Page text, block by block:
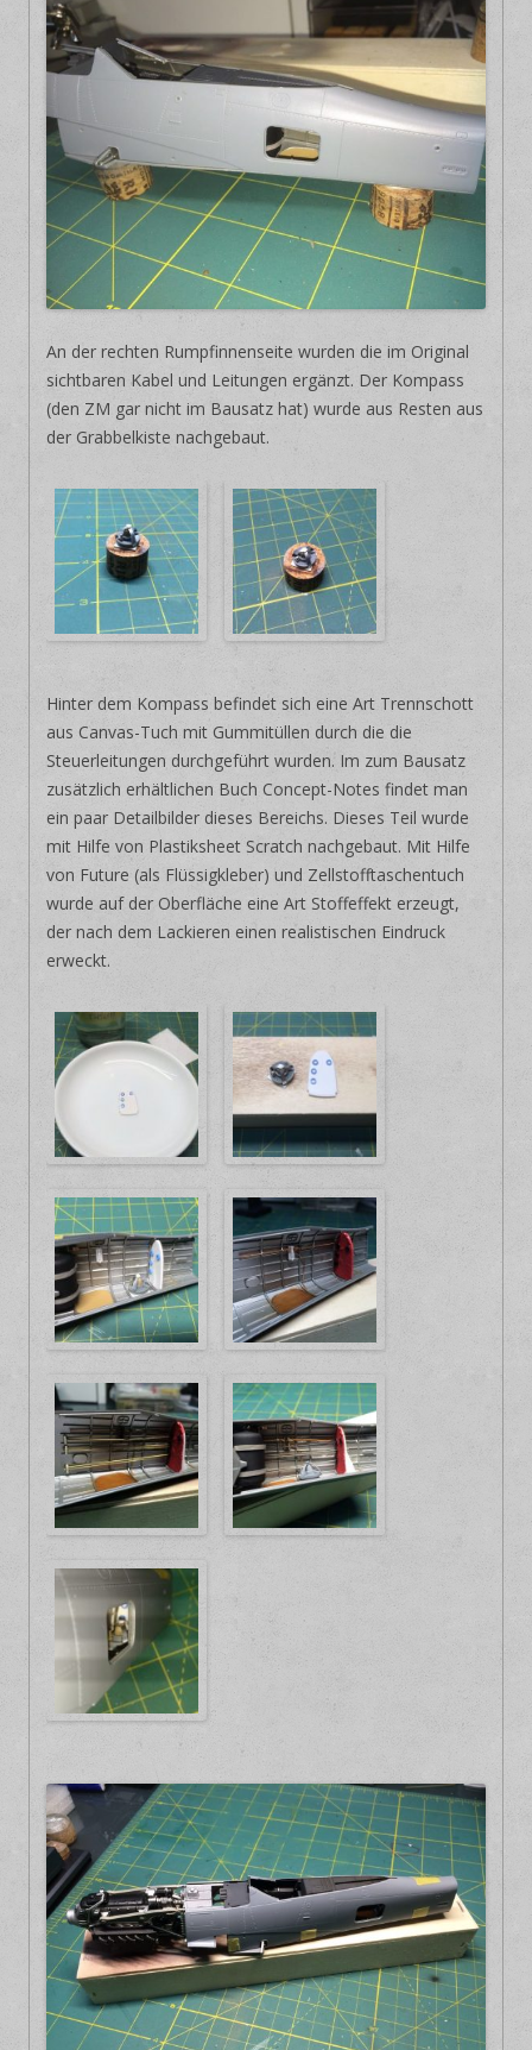
An der rechten Rumpfinnenseite wurden die im Original
sichtbaren Kabel und Leitungen ergänzt. Der Kompass
(den ZM gar nicht im Bausatz hat) wurde aus Resten aus
der Grabbelkiste nachgebaut.
Hinter dem Kompass befindet sich eine Art Trennschott
aus Canvas-Tuch mit Gummitüllen durch die die
Steuerleitungen durchgeführt wurden. Im zum Bausatz
zusätzlich erhältlichen Buch Concept-Notes findet man
ein paar Detailbilder dieses Bereichs. Dieses Teil wurde
mit Hilfe von Plastiksheet Scratch nachgebaut. Mit Hilfe
von Future (als Flüssigkleber) und Zellstofftaschentuch
wurde auf der Oberfläche eine Art Stoffeffekt erzeugt,
der nach dem Lackieren einen realistischen Eindruck
erweckt.